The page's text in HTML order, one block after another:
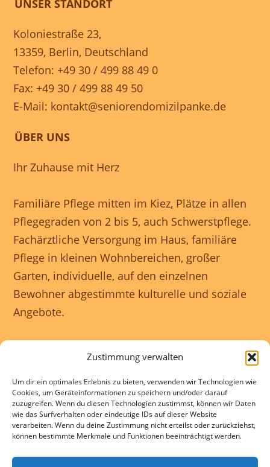
Zustimmung verwalten
Um dir ein optimales Erlebnis zu bieten, verwenden wir Technologien wie
Cookies, um Geräteinformationen zu speichern und/oder darauf
zuzugreifen. Wenn du diesen Technologien zustimmst, können wir Daten
wie das Surfverhalten oder eindeutige IDs auf dieser Website
verarbeiten. Wenn du deine Zustimmung nicht erteilst oder zurückziehst,
können bestimmte Merkmale und Funktionen beeinträchtigt werden.
UNSER STANDORT
Koloniestraße 23,
13359, Berlin, Deutschland
Telefon: +49 30 / 499 88 49 0
Fax: +49 30 / 499 88 49 50
E-Mail: kontakt@seniorendomizilpanke.de
ÜBER UNS
Ihr Zuhause mit Herz
Familiäre Pflege mitten im Kiez, Plätze in allen
Pflegegraden von 2 bis 5, auch Schwerstpflege.
Fachärztliche Versorgung im Haus, familiäre
Pflege in kleinen Wohnbereichen, großer
Garten, individuelle, auf den einzelnen
Bewohner abgestimmte kulturelle und soziale
Angebote.
gewährleisten eine 24 Stunden rundum
Betreuung.
Kontakte und Beratung individuell und
kostenlos.